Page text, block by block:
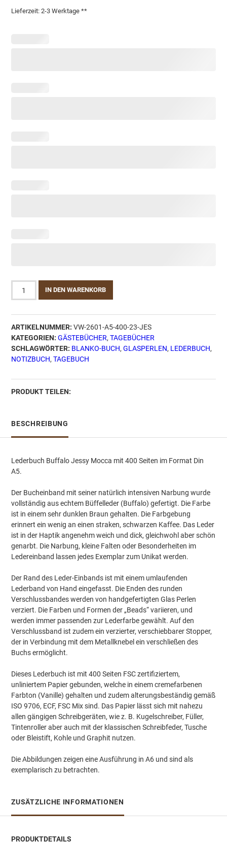
Lieferzeit:2-3 Werktage **
Tagebuch
Jessy
Mocca
-
Din
A5
IN DEN WARENKORB
ARTIKELNUMMER: VW-2601-A5-400-23-JES
KATEGORIEN: GÄSTEBÜCHER,TAGEBÜCHER
SCHLAGWÖRTER: BLANKO-BUCH,GLASPERLEN, LEDERBUCH,
NOTIZBUCH,TAGEBUCH
PRODUKT TEILEN:
BESCHREIBUNG
Lederbuch Buffalo Jessy Mocca mit 400 Seiten im Format Din
A5.
Der Bucheinband mit seiner natürlich intensiven Narbung wurde
vollständig aus echtem Büffelleder (Buffalo) gefertigt. Die Farbe
ist in einem sehr dunklen Braun gehalten. Die Farbgebung
erinnert ein wenig an einen straken, schwarzen Kaffee. Das Leder
ist in der Haptik angenehm weich und dick, gleichwohl aber schön
genarbt. Die Narbung, kleine Falten oder Besonderheiten im
Ledereinband lassen jedes Exemplar zum Unikat werden.
Der Rand des Leder-Einbands ist mit einem umlaufenden
Lederband von Hand eingefasst. Die Enden des runden
Verschlussbandes werden von handgefertigten Glas Perlen
verziert. Die Farben und Formen der „Beads“ variieren, und
werden immer passenden zur Lederfarbe gewählt. Auf den
Verschlussband ist zudem ein verzierter, verschiebbarer Stopper,
der in Verbindung mit dem Metallknebel ein verschließen des
Buchs ermöglicht.
Dieses Lederbuch ist mit 400 Seiten FSC zertifiziertem,
unliniertem Papier gebunden, welche in einem cremefarbenen
Farbton (Vanille) gehalten und zudem alterungsbeständig gemäß
ISO 9706, ECF, FSC Mix sind. Das Papier lässt sich mit nahezu
allen gängigen Schreibgeräten, wie z. B. Kugelschreiber, Füller,
Tintenroller aber auch mit der klassischen Schreibfeder, Tusche
oder Bleistift, Kohle und Graphit nutzen.
Die Abbildungen zeigen eine Ausführung in A6 und sind als
exemplarisch zu betrachten.
ZUSÄTZLICHE INFORMATIONEN
PRODUKTDETAILS